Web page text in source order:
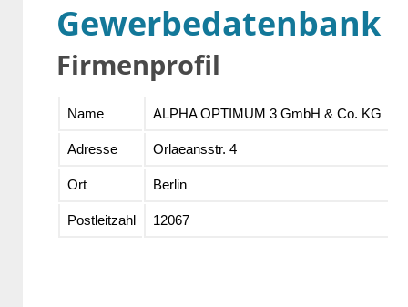
Gewerbedatenbank
Firmenprofil
Name ALPHA OPTIMUM 3 GmbH & Co. KG
Adresse Orlaeansstr. 4
Ort Berlin
Postleitzahl 12067